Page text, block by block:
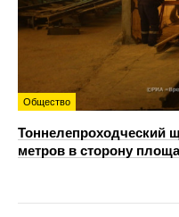
Общество
Тоннелепроходческий
метров в сторону